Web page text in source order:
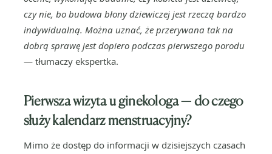
czy nie, bo budowa błony dziewiczej jest rzeczą bardzo
indywidualną. Można uznać, że przerywana tak na
dobrą sprawę jest dopiero podczas pierwszego porodu
— tłumaczy ekspertka.
Pierwsza wizyta u ginekologa — do czego
służy kalendarz menstruacyjny?
Mimo że dostęp do informacji w dzisiejszych czasach